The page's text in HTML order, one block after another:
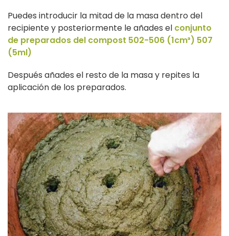
Puedes introducir la mitad de la masa dentro del
recipiente y posteriormente le añades el conjunto
de preparados del compost 502-506 (1cm³) 507
(5ml)
Después añades el resto de la masa y repites la
aplicación de los preparados.